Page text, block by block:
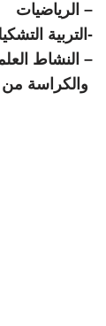
– الرياضيات
-التربية
– النشاط
والكراسة من